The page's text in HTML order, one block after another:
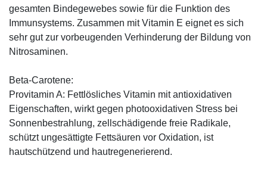
gesamten Bindegewebes sowie für die Funktion des
Immunsystems. Zusammen mit Vitamin E eignet es sich
sehr gut zur vorbeugenden Verhinderung der Bildung von
Nitrosaminen.
Beta-Carotene:
Provitamin A: Fettlösliches Vitamin mit antioxidativen
Eigenschaften, wirkt gegen photooxidativen Stress bei
Sonnenbestrahlung, zellschädigende freie Radikale,
schützt ungesättigte Fettsäuren vor Oxidation, ist
hautschützend und hautregenerierend.